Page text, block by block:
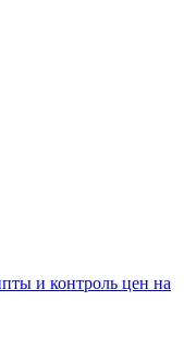
и контроль цен на